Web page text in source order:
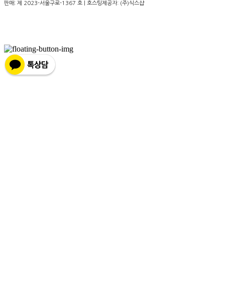
판매: 제 2023-서울구로-1367 호 | 호스팅제공자: (주)식스샵